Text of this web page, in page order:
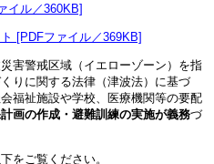
イル／360KB]
[PDFファイル／369KB]
害警戒区域（イエローゾーン）を指
りに関する法律（津波法）に基づ
福祉施設や学校、医療機関等の要配
画の作成・避難訓練の実施が義務づ
をご覧ください。